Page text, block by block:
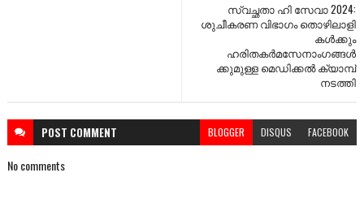
സ്വച്ഛതാ ഹി സേവാ 2024:
ശുചീകരണ വിഭാഗം തൊഴിലാളി
കൾക്കും
ഹരിതകർമസേനാംഗങ്ങൾ
ക്കുമുള്ള മെഡിക്കൽ ക്യാമ്പ്
നടത്തി
POST COMMENT BLOGGER DISQUS FACEBOOK
No comments